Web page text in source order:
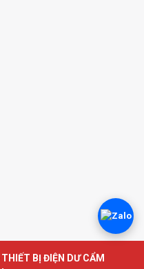
THIẾT BỊ ĐIỆN DƯ CẨM